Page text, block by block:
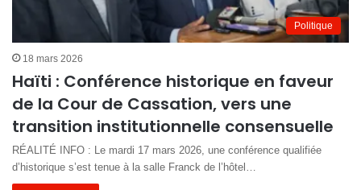
Politique
18 mars 2026
Haïti : Conférence historique en faveur
de la Cour de Cassation, vers une
transition institutionnelle consensuelle
RÉALITÉ INFO : Le mardi 17 mars 2026, une conférence qualifiée
d’historique s’est tenue à la salle Franck de l’hôtel…